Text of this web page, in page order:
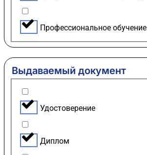
Профессиональное обучение
Выдаваемый документ
Удостоверение
Диплом